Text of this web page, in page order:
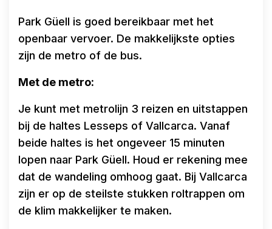
Park Güell is goed bereikbaar met het
openbaar vervoer. De makkelijkste opties
zijn de metro of de bus.
Met de metro:
Je kunt met metrolijn 3 reizen en uitstappen
bij de haltes Lesseps of Vallcarca. Vanaf
beide haltes is het ongeveer 15 minuten
lopen naar Park Güell. Houd er rekening mee
dat de wandeling omhoog gaat. Bij Vallcarca
zijn er op de steilste stukken roltrappen om
de klim makkelijker te maken.